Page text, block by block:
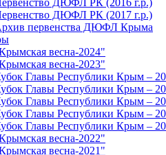
ДЮФЛ РК (2016 г.р.)
ДЮФЛ РК (2017 г.р.)
первенства ДЮФЛ Крыма
весна-2024"
весна-2023"
Главы Республики Крым –
Главы Республики Крым –
Главы Республики Крым –
Главы Республики Крым –
Главы Республики Крым –
весна-2022"
весна-2021"